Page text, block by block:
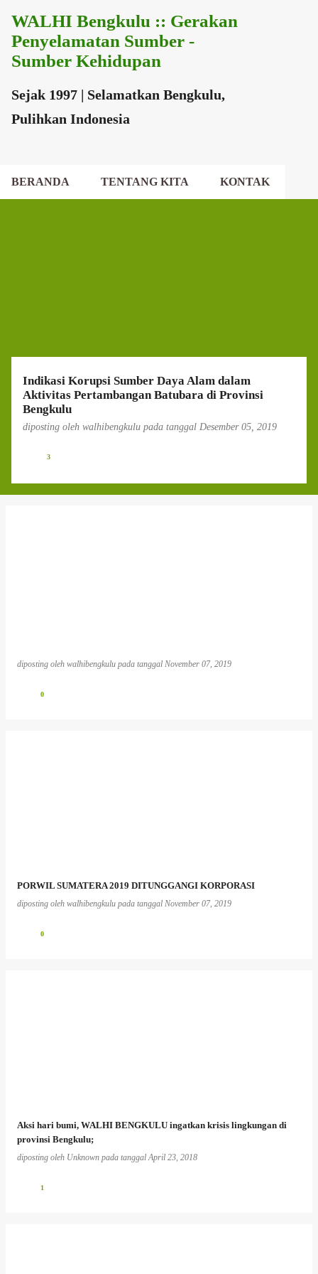
Langsung ke konten utama
WALHI Bengkulu :: Gerakan
Penyelamatan Sumber -
Sumber Kehidupan
Sejak 1997 | Selamatkan Bengkulu,
Pulihkan Indonesia
BERANDA TENTANG KITA KONTAK
Indikasi Korupsi Sumber Daya Alam dalam
Aktivitas Pertambangan Batubara di Provinsi
Bengkulu
diposting oleh walhibengkulu pada tanggal Desember 05, 2019
3
diposting oleh walhibengkulu pada tanggal November 07, 2019
0
PORWIL SUMATERA 2019 DITUNGGANGI KORPORASI
diposting oleh walhibengkulu pada tanggal November 07, 2019
0
Aksi hari bumi, WALHI BENGKULU ingatkan krisis lingkungan di
provinsi Bengkulu;
diposting oleh Unknown pada tanggalApril 23, 2018
1